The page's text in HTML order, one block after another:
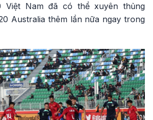
Việt Nam đã có thể xuyên thủng
Australia thêm lần nữa ngay trong